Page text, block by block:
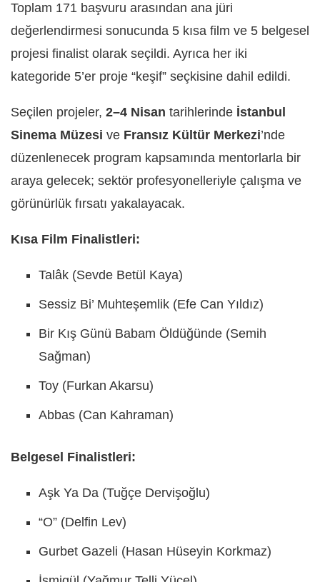
Toplam 171 başvuru arasından ana jüri
değerlendirmesi sonucunda 5 kısa film ve 5 belgesel
projesi finalist olarak seçildi. Ayrıca her iki
kategoride 5’er proje “keşif” seçkisine dahil edildi.
Seçilen projeler, 2–4 Nisan tarihlerinde İstanbul
Sinema Müzesi ve Fransız Kültür Merkezi’nde
düzenlenecek program kapsamında mentorlarla bir
araya gelecek; sektör profesyonelleriyle çalışma ve
görünürlük fırsatı yakalayacak.
Kısa Film Finalistleri:
Talâk (Sevde Betül Kaya)
Sessiz Bi’ Muhteşemlik (Efe Can Yıldız)
Bir Kış Günü Babam Öldüğünde (Semih
Sağman)
Toy (Furkan Akarsu)
Abbas (Can Kahraman)
Belgesel Finalistleri:
Aşk Ya Da (Tuğçe Dervişoğlu)
“O” (Delfin Lev)
Gurbet Gazeli (Hasan Hüseyin Korkmaz)